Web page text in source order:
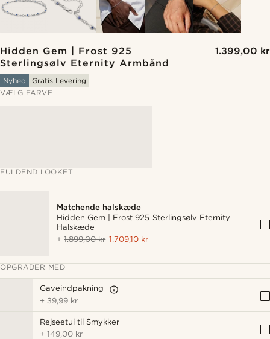
Hidden Gem | Frost 925
Sterlingsølv Eternity Armbånd
1.399,00 kr
Nyhed
Gratis Levering
VÆLG FARVE
FULDEND LOOKET
Matchende halskæde
Hidden Gem | Frost 925 Sterlingsølv Eternity
Halskæde
+1.899,00 kr 1.709,10 kr
OPGRADER MED
Gaveindpakning
+ 39,99 kr
Rejseetui til Smykker
+149,00 kr